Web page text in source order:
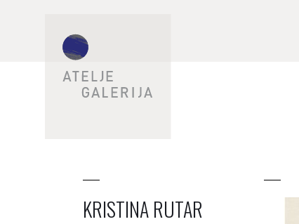
KRISTINA RUTAR